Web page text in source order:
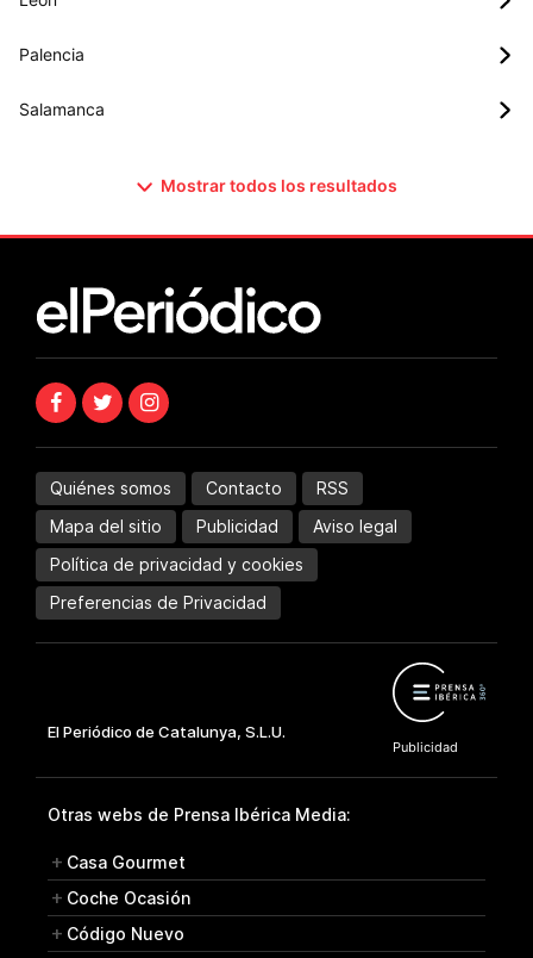
Palencia
Salamanca
Mostrar todos los resultados
Quiénes somos Contacto
RSS
Mapa del sitio
Publicidad
Aviso legal
Política de privacidad y cookies
Preferencias de Privacidad
Otras webs de Prensa Ibérica Media:
Casa Gourmet
Coche Ocasión
Código Nuevo